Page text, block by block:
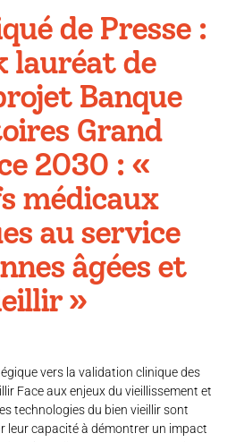
de Presse :
lauréat de
Banque
Grand
2030 : «
médicaux
au service
âgées et
»
vers la validation clinique des
Face aux enjeux du vieillissement et
technologies du bien vieillir sont
leur capacité à démontrer un impact